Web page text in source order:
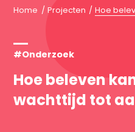
Home Projecten Hoe
#Onderzoek
Hoe beleven
wachttijd tot